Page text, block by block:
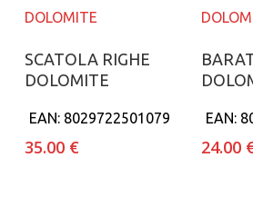
Aggiungi al carrello
SCATOLA RIGHE
DOLOMITE
EAN: 8029722501079
35.00 €
EAN:
24.00